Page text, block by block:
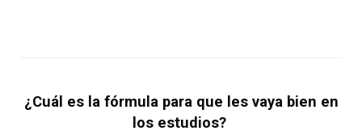
¿Cuál es la fórmula para que les vaya bien en
los estudios?